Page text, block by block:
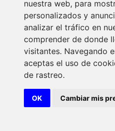
nuestra web, para
personalizados y
analizar el tráfico en
comprender de donde
visitantes. Navegando
aceptas el uso de
de rastreo.
OK Cambiar mis